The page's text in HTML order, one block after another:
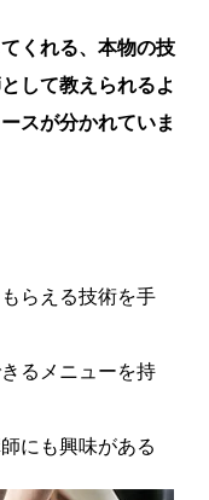
くれる、本物の技
して教えられるよ
スが分かれていま
らえる技術を手
るメニューを持
にも興味がある